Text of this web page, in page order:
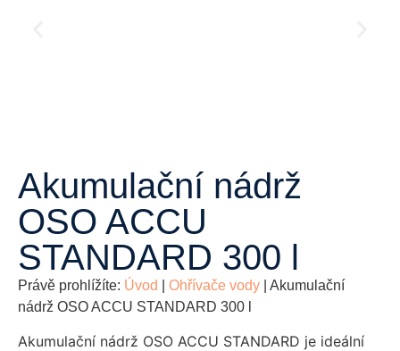
Akumulační nádrž
OSO ACCU
STANDARD 300 l
Právě prohlížíte: Úvod Ohřívače vody
Akumulační
nádrž OSO ACCU STANDARD 300 l
Akumulační nádrž OSO ACCU STANDARD je ideální